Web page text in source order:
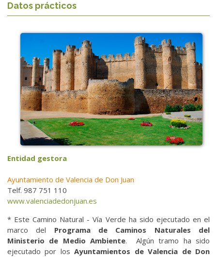
Datos prácticos
Entidad gestora
Ayuntamiento de Valencia de Don Juan
Telf. 987 751 110
www.valenciadedonjuan.es
* Este Camino Natural - Vía Verde ha sido ejecutado en el
marco del Programa de Caminos Naturales del
Ministerio de Medio Ambiente. Algún tramo ha sido
ejecutado por losAyuntamientos de Valencia de Don